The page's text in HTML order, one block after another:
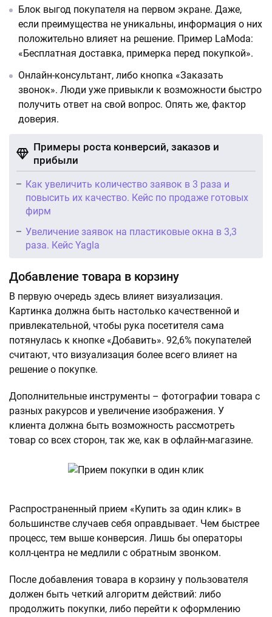
Блок выгод покупателя на первом экране. Даже,
если преимущества не уникальны, информация о них
положительно влияет на решение. Пример LaModa:
«Бесплатная доставка, примерка перед покупкой».
Онлайн-консультант, либо кнопка «Заказать
звонок». Люди уже привыкли к возможности быстро
получить ответ на свой вопрос. Опять же, фактор
доверия.
Примеры роста конверсий, заказов и
прибыли
Как увеличить количество заявок в 3 раза и
повысить их качество. Кейс по продаже готовых
фирм
Увеличение заявок на пластиковые окна в 3,3
раза. Кейс Yagla
Добавление товара в корзину
В первую очередь здесь влияет визуализация.
Картинка должна быть настолько качественной и
привлекательной, чтобы рука посетителя сама
потянулась к кнопке «Добавить». 92,6% покупателей
считают, что визуализация более всего влияет на
решение о покупке.
Дополнительные инструменты – фотографии товара с
разных ракурсов и увеличение изображения. У
клиента должна быть возможность рассмотреть
товар со всех сторон, так же, как в офлайн-магазине.
Распространенный прием «Купить за один клик» в
большинстве случаев себя оправдывает. Чем быстрее
процесс, тем выше конверсия. Лишь бы операторы
колл-центра не медлили с обратным звонком.
После добавления товара в корзину у пользователя
должен быть четкий алгоритм действий: либо
продолжить покупки, либо перейти к оформлению